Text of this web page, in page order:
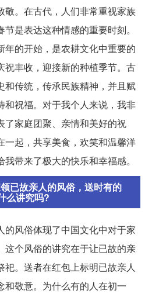
敬。在古代，人们非常重视家族
是表达这种情感的重要时刻。
年的开始，是农耕文化中重要的
祝丰收，迎接新的种植季节。古
和传统，传承民族精神，并且赋
和祝福。对于我个人来说，我非
了家庭团聚、亲情和美好的祝
一起，共享美食，欢笑和温馨洋
带来了极大的快乐和幸福感。
已故亲人的风俗，送时有的
么讲究吗?
的风俗体现了中国文化中对于家
这个风俗的讲究在于让已故的亲
祀。送者在红包上标明已故亲人
和敬意。为什么有的人在初一